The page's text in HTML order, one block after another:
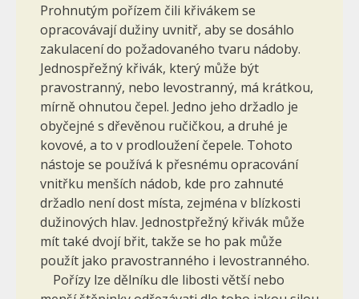
Prohnutým pořízem čili křivákem se
opracovávají dužiny uvnitř, aby se dosáhlo
zakulacení do požadovaného tvaru nádoby.
Jednospřežný křivák, který může být
pravostranný, nebo levostranný, má krátkou,
mírně ohnutou čepel. Jedno jeho držadlo je
obyčejné s dřevěnou ručičkou, a druhé je
kovové, a to v prodloužení čepele. Tohoto
nástoje se používá k přesnému opracování
vnitřku menších nádob, kde pro zahnuté
držadlo není dost místa, zejména v blízkosti
dužinových hlav. Jednostpřežný křivák může
mít také dvojí břit, takže se ho pak může
použít jako pravostranného i levostranného.
Pořízy lze dělníku dle libosti větší nebo